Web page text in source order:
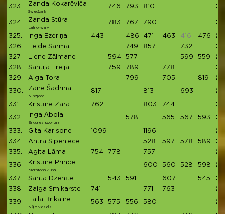
323. Zanda Kokarēviča
Swedbank
746 793 810
324. Zanda Stūra
Latnorwaly
783 767 790
325. Inga Ezeriņa 443 486 471 463 416 476
326.
Lelde Sarma 749 857 732
327.
Liene Zālmane 594 577 599 559
328.
Santija Treija 759 789 778
329.
Aiga Tora 799 705 819
330. Zane Šadrina
Ninzjaaa
817 813 693
331. Kristīne Zara 762 803 744
332. Inga Ābola
Engures sportam
578 565 567 593
333. Gita Karlsone 1099 1196
334.
Antra Sipeniece 528 597 578 589
335.
Agita Lāma 754 778 757
336. Kristīne Prince
Maratona klubs
600 560 528 598
337. Santa Dzenīte 543 591 607 545
338.
Zaiga Smikarste 741 771 763
339. Laila Brikaine
Nūjo vesels
563 575 556 580